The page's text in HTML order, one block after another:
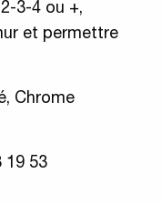
3-4 ou +,
et permettre
Chrome
19 53